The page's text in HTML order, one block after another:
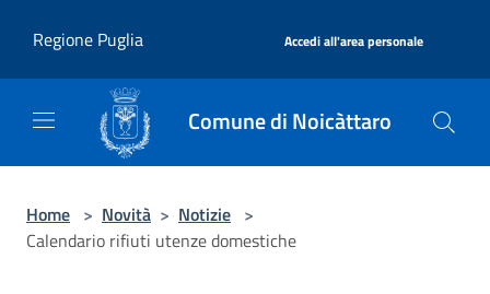
Regione Puglia
Accedi all'area personale
Comune di Noicàttaro
Home > Novità > Notizie >
Calendario rifiuti utenze domestiche